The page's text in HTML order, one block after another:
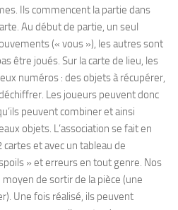
Ils commencent la partie dans
Au début de partie, un seul
(« vous »), les autres sont
être joués. Sur la carte de lieu, les
numéros : des objets à récupérer,
Les joueurs peuvent donc
peuvent combiner et ainsi
objets. L’association se fait en
et avec un tableau de
» et erreurs en tout genre. Nos
de sortir de la pièce (une
Une fois réalisé, ils peuvent